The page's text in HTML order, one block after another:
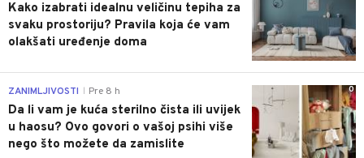
Kako izabrati idealnu veličinu tepiha za
svaku prostoriju? Pravila koja će vam
olakšati uređenje doma
0
ZANIMLJIVOSTI Pre 8 h
Da li vam je kuća sterilno čista ili uvijek
u haosu? Ovo govori o vašoj psihi više
nego što možete da zamislite